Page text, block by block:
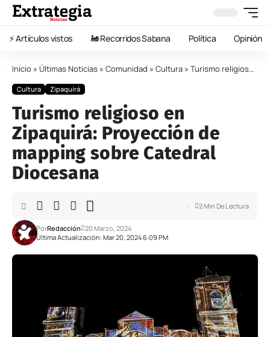
⚡️ Artículos vistos 🚂 Recorridos Sabana Política Opinión
Inicio » Últimas Noticias » Comunidad » Cultura » Turismo religioso en Zipaquirá: Proyección de mapping sobre Catedral Diocesana
Cultura Zipaquirá
Turismo religioso en
Zipaquirá: Proyección de
mapping sobre Catedral
Diocesana
Última Actualización: Mar 20, 2024 6:09 PM
PorRedacción 20 Marzo, 2024
2 Min De Lectura